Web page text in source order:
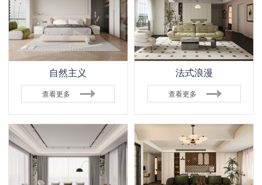
自然主义
查看更多
法式浪漫
查看更多